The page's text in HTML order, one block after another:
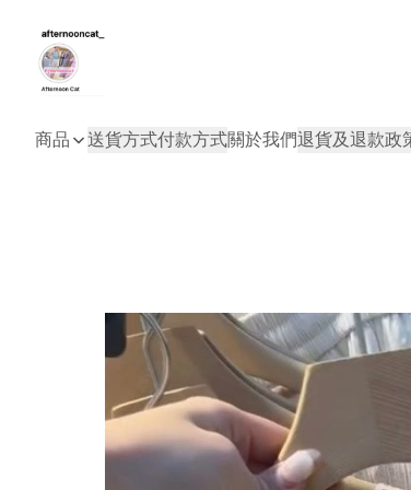
商品 送貨方式付款方式關於我們退貨及退款政